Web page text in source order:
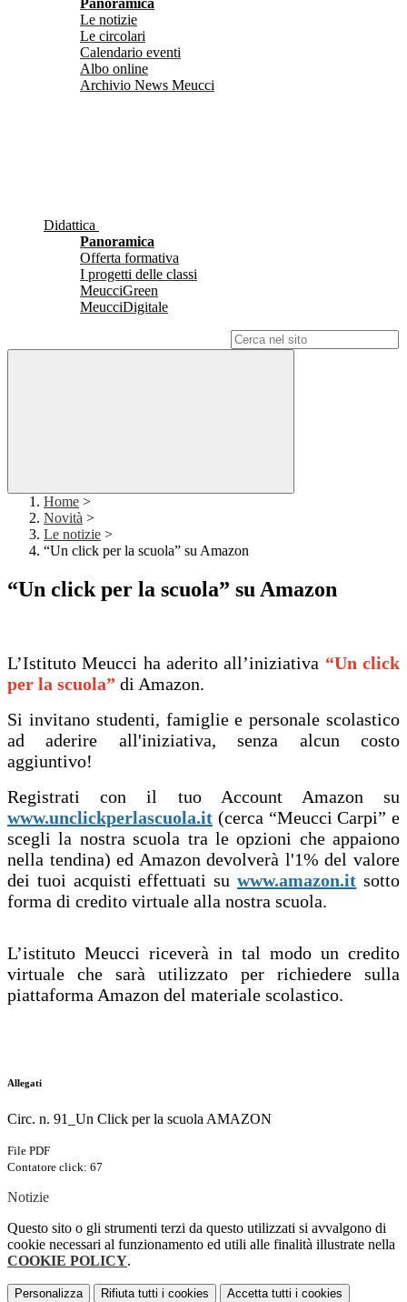
Panoramica
Le notizie
Le circolari
Calendario eventi
Albo online
Archivio News Meucci
Didattica
Panoramica
Offerta formativa
I progetti delle classi
MeucciGreen
MeucciDigitale
Home >
Novità >
Le notizie >
“Un click per la scuola” su Amazon
“Un click per la scuola” su Amazon
L’Istituto Meucci ha aderito all’iniziativa “Un click
per la scuola” di Amazon.
Si invitano studenti, famiglie e personale scolastico
ad aderire all'iniziativa, senza alcun costo
aggiuntivo!
Registrati con il tuo Account Amazon su
www.unclickperlascuola.it (cerca “Meucci Carpi” e
scegli la nostra scuola tra le opzioni che appaiono
nella tendina) ed Amazon devolverà l'1% del valore
dei tuoi acquisti effettuati suwww.amazon.it sotto
forma di credito virtuale alla nostra scuola.
L’istituto Meucci riceverà in tal modo un credito
virtuale che sarà utilizzato per richiedere sulla
piattaforma Amazon del materiale scolastico.
Allegati
Circ. n. 91_Un Click per la scuola AMAZON
File PDF
Contatore click: 67
Notizie
Questo sito o gli strumenti terzi da questo utilizzati si avvalgono di
cookie necessari al funzionamento ed utili alle finalità illustrate nella
COOKIE POLICY.
Personalizza Rifiuta tutti i cookies Accetta tutti i cookies